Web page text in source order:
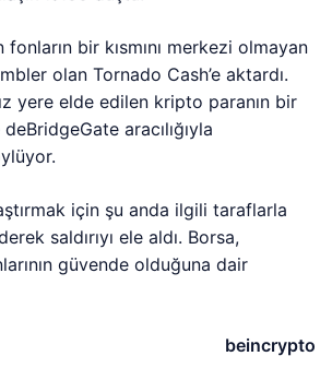
fonların bir kısmını merkezi olmayan
olan Tornado Cash’e aktardı.
yere elde edilen kripto paranın bir
deBridgeGate aracılığıyla
için şu anda ilgili taraflarla
saldırıyı ele aldı. Borsa,
güvende olduğuna dair
beincrypto